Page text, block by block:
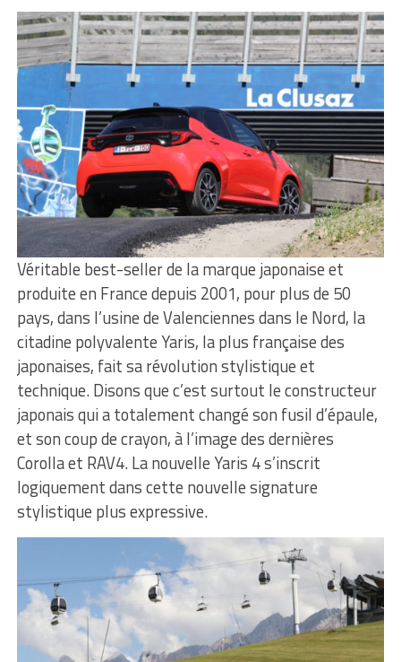
Véritable best-seller de la marque japonaise et
produite en France depuis 2001, pour plus de 50
pays, dans l’usine de Valenciennes dans le Nord, la
citadine polyvalente Yaris, la plus française des
japonaises, fait sa révolution stylistique et
technique. Disons que c’est surtout le constructeur
japonais qui a totalement changé son fusil d’épaule,
et son coup de crayon, à l’image des dernières
Corolla et RAV4. La nouvelle Yaris 4 s’inscrit
logiquement dans cette nouvelle signature
stylistique plus expressive.